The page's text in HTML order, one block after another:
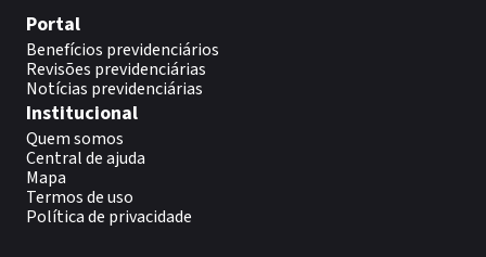
Portal
Benefícios previdenciários
Revisões previdenciárias
Notícias previdenciárias
Institucional
Quem somos
Central de ajuda
Mapa
Termos de uso
Política de privacidade